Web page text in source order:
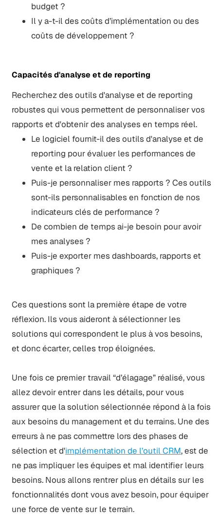
budget ?
Il y a-t-il des coûts d’implémentation ou des
coûts de développement ?
Capacités d'analyse et de reporting
Recherchez des outils d'analyse et de reporting
robustes qui vous permettent de personnaliser vos
rapports et d'obtenir des analyses en temps réel.
Le logiciel fournit-il des outils d'analyse et de
reporting pour évaluer les performances de
vente et la relation client ?
Puis-je personnaliser mes rapports ? Ces outils
sont-ils personnalisables en fonction de nos
indicateurs clés de performance ?
De combien de temps ai-je besoin pour avoir
mes analyses ?
Puis-je exporter mes dashboards, rapports et
graphiques ?
Ces questions sont la première étape de votre
réflexion. Ils vous aideront à sélectionner les
solutions qui correspondent le plus à vos besoins,
et donc écarter, celles trop éloignées.
Une fois ce premier travail “d’élagage” réalisé, vous
allez devoir entrer dans les détails, pour vous
assurer que la solution sélectionnée répond à la fois
aux besoins du management et du terrains. Une des
erreurs à ne pas commettre lors des phases de
sélection et d'implémentation de l’outil CRM, est de
ne pas impliquer les équipes et mal identifier leurs
besoins. Nous allons rentrer plus en détails sur les
fonctionnalités dont vous avez besoin, pour équiper
une force de vente sur le terrain.